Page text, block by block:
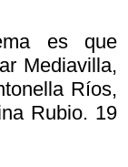
es que
Mediavilla,
Ríos,
Rubio. 19